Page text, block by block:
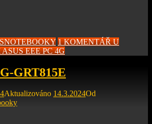
NOTEBOOKY 1 KOMENTÁŘU
EEE PC 4G
GRT815E
Aktualizováno 14.3.2024Od